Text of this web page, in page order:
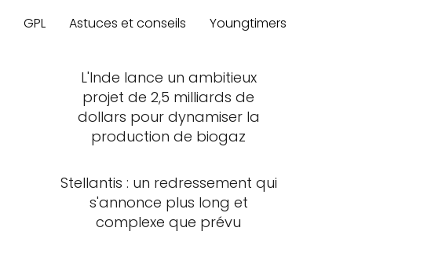
GPL Astuces et conseils Youngtimers
L'Inde lance un ambitieux
projet de 2,5 milliards de
dollars pour dynamiser la
production de biogaz
Stellantis : un redressement qui
s'annonce plus long et
complexe que prévu